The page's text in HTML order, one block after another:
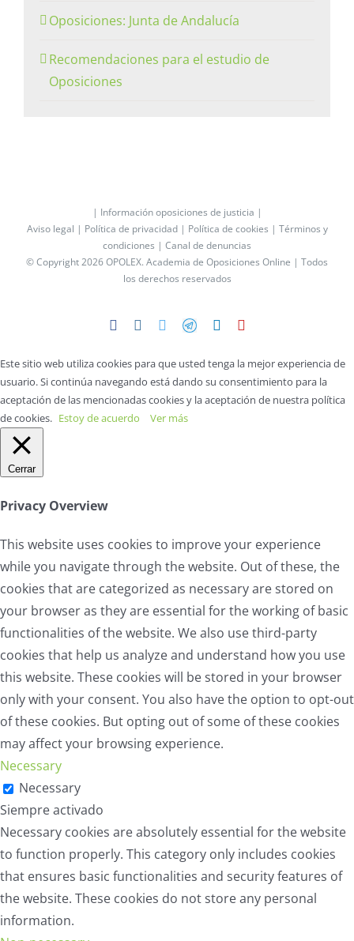
Oposiciones: Junta de Andalucía
Recomendaciones para el estudio de
Oposiciones
| Información oposiciones de justicia |
Aviso legal | Política de privacidad | Política de cookies | Términos y
condiciones | Canal de denuncias
© Copyright 2026 OPOLEX. Academia de Oposiciones Online | Todos
los derechos reservados
FacebookInstagram
Twitter
TelegramLinkedIn
Este sitio web utiliza cookies para que usted tenga la mejor experiencia de
usuario. Si continúa navegando está dando su consentimiento para la
aceptación de las mencionadas cookies y la aceptación de nuestra política
de cookies. Estoy de acuerdo Ver más
Cerrar
Privacy Overview
This website uses cookies to improve your experience
while you navigate through the website. Out of these, the
cookies that are categorized as necessary are stored on
your browser as they are essential for the working of basic
functionalities of the website. We also use third-party
cookies that help us analyze and understand how you use
this website. These cookies will be stored in your browser
only with your consent. You also have the option to opt-out
of these cookies. But opting out of some of these cookies
may affect your browsing experience.
Necessary
Necessary
Siempre activado
Necessary cookies are absolutely essential for the website
to function properly. This category only includes cookies
that ensures basic functionalities and security features of
the website. These cookies do not store any personal
information.